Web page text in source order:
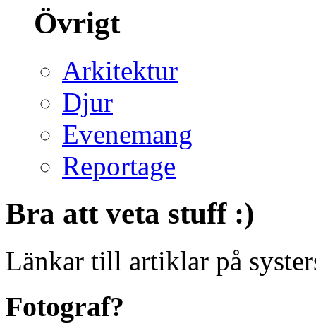
Övrigt
Arkitektur
Djur
Evenemang
Reportage
Bra att veta stuff :)
Länkar till artiklar på
Fotograf?